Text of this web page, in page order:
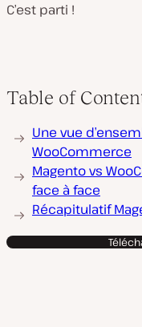
C’est parti !
Table of
Une vue
WooCommerce
Magento vs
face à face
Récapitulatif